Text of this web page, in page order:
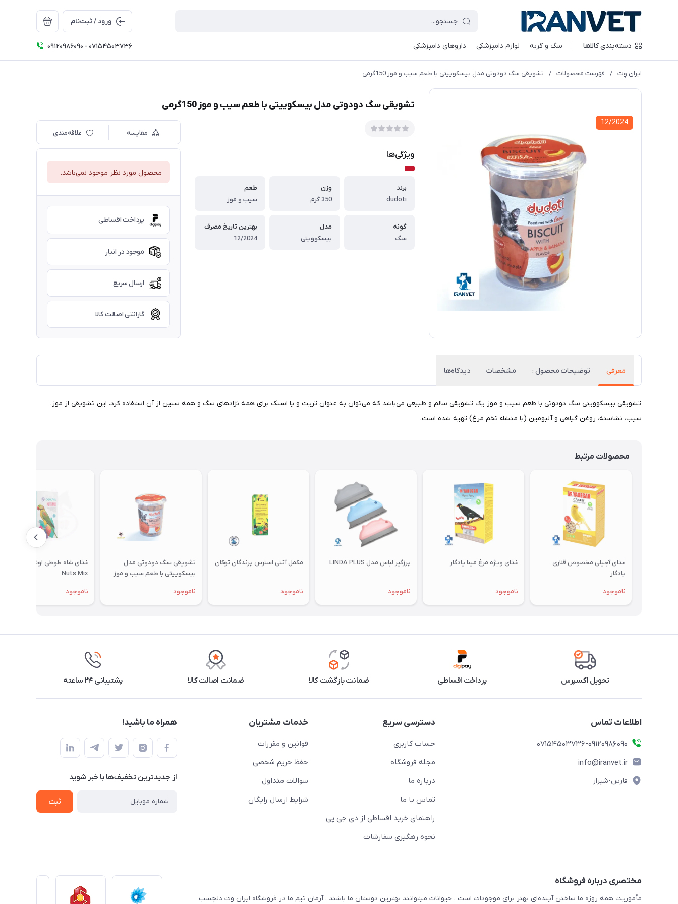
ورود / ثبت‌نام
دسته‌بندی کالاها سگ و گربه لوازم دامپزشکی داروهای دامپزشکی 09120986090 - 07154503736
ایران وِت / فهرست محصولات / تشویقی سگ دودوتی مدل بیسکوییتی با طعم سیب و موز 150گرمی
12/2024
تشویقی سگ دودوتی مدل بیسکوییتی با طعم سیب و موز 150گرمی
ویژگی‌ها
برند
dudoti
وزن
350 گرم
طعم
سیب و موز
گونه
سگ
مدل
بیسکوویتی
بهترین تاریخ مصرف
12/2024
مقایسه علاقه‌مندی
محصول مورد نظر موجود نمی‌باشد.
پرداخت اقساطی
موجود در انبار
ارسال سریع
گارانتی اصالت کالا
معرفی توضیحات محصول : مشخصات دیدگاه‌ها
تشویقی بیسکوویتی سگ دودوتی با طعم سیب و موز یک تشویقی سالم و طبیعی می‌باشد که می‌توان به عنوان تریت و یا اسنک برای همه نژادهای سگ و همه سنین از آن استفاده کرد. این تشویقی از موز،
سیب، نشاسته، روغن گیاهی و آلبومین (با منشاء تخم مرغ) تهیه شده است.
محصولات مرتبط
غذای آجیلی مخصوص قناری
یادگار
ناموجود
غذای ویژه مرغ مینا یادگار
ناموجود
پرزگیر لباس مدل LINDA PLUS
ناموجود
مکمل آنتی استرس پرندگان توکان
ناموجود
تشویقی سگ دودوتی مدل
بیسکوییتی با طعم سیب و موز
ناموجود
غذای شاه طوطی اوشکایا مدل
Nuts Mix
ناموجود
تحویل اکسپرس پرداخت اقساطی ضمانت بازگشت کالا ضمانت اصالت کالا پشتیبانی ۲۴ ساعته
اطلاعات تماس
07154503736-09120986090
info@iranvet.ir
فارس-شیراز
دسترسی سریع
حساب کاربری
مجله فروشگاه
درباره ما
تماس با ما
راهنمای خرید اقساطی از دی جی پی
نحوه رهگیری سفارشات
خدمات مشتریان
قوانین و مقررات
حفظ حریم شخصی
سوالات متداول
شرایط ارسال رایگان
همراه ما باشید!
از جدید‌ترین تخفیف‌ها با‌ خبر شوید
ثبت
مختصری درباره فروشگاه
مأموریت همه روزه ما ساختن آینده‌ای بهتر برای موجودات است . حیوانات میتوانند بهترین دوستان ما باشند . آرمان تیم ما در فروشگاه ایران وِت دلچسب